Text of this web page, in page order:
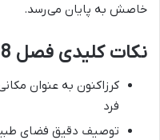
خاصش به پایان می‌رسد.
نکات کلیدی فصل 8 کتاب بخارای من ایل من:
کرزاکنون به عنوان
فرد
توصیف دقیق فضای